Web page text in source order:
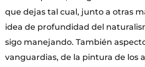
que dejas tal cual, junto a otras
idea de profundidad del
sigo manejando. También
vanguardias, de la pintura de los